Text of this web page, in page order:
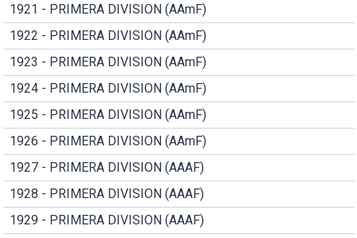
1921 - PRIMERA DIVISION (AAmF)
1922 - PRIMERA DIVISION (AAmF)
1923 - PRIMERA DIVISION (AAmF)
1924 - PRIMERA DIVISION (AAmF)
1925 - PRIMERA DIVISION (AAmF)
1926 - PRIMERA DIVISION (AAmF)
1927 - PRIMERA DIVISION (AAAF)
1928 - PRIMERA DIVISION (AAAF)
1929 - PRIMERA DIVISION (AAAF)